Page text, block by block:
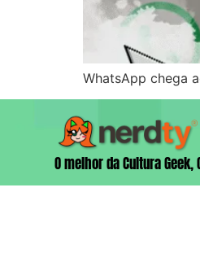
WhatsApp chega
O melhor da Cultura